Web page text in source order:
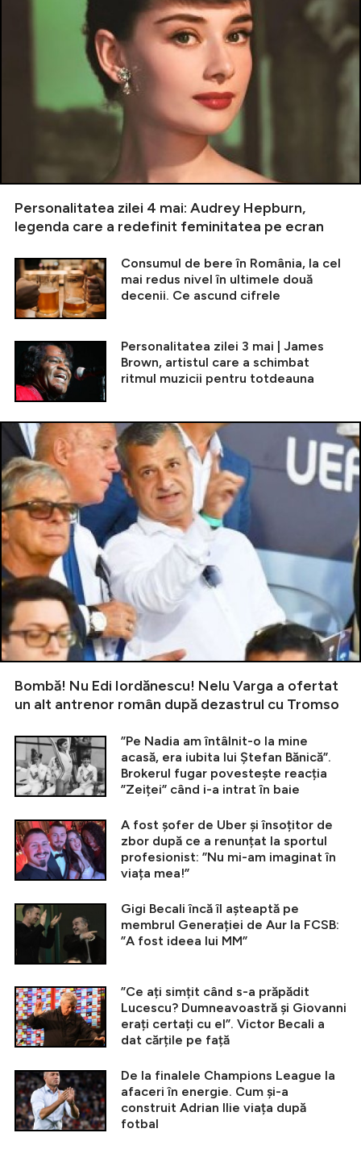
Personalitatea zilei 4 mai: Audrey Hepburn,
legenda care a redefinit feminitatea pe ecran
Consumul de bere în România, la cel
mai redus nivel în ultimele două
decenii. Ce ascund cifrele
Personalitatea zilei 3 mai | James
Brown, artistul care a schimbat
ritmul muzicii pentru totdeauna
Bombă! Nu Edi Iordănescu! Nelu Varga a ofertat
un alt antrenor român după dezastrul cu Tromso
”Pe Nadia am întâlnit-o la mine
acasă, era iubita lui Ștefan Bănică”.
Brokerul fugar povestește reacția
”Zeiței” când i-a intrat în baie
A fost șofer de Uber și însoțitor de
zbor după ce a renunțat la sportul
profesionist: ”Nu mi-am imaginat în
viața mea!”
Gigi Becali încă îl așteaptă pe
membrul Generației de Aur la FCSB:
”A fost ideea lui MM”
”Ce ați simțit când s-a prăpădit
Lucescu? Dumneavoastră și Giovanni
erați certați cu el”. Victor Becali a
dat cărțile pe față
De la finalele Champions League la
afaceri în energie. Cum și-a
construit Adrian Ilie viața după
fotbal